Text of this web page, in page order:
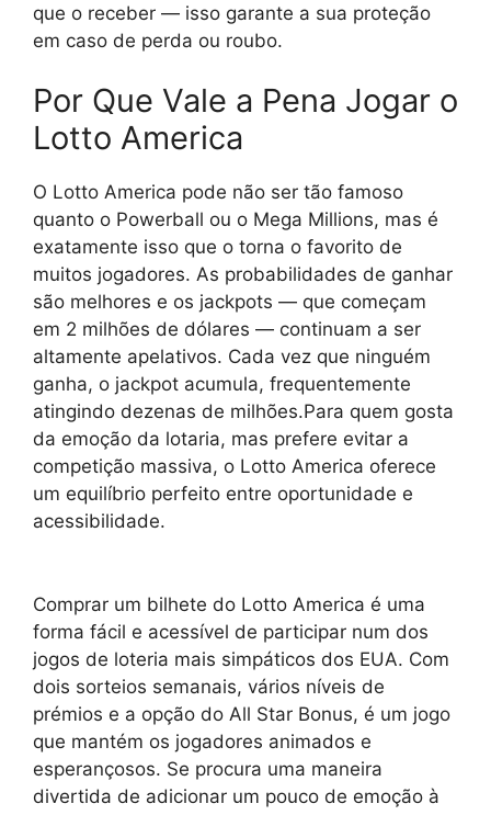
que o receber — isso garante a sua proteção
em caso de perda ou roubo.
Por Que Vale a Pena Jogar o
Lotto America
O Lotto America pode não ser tão famoso
quanto o Powerball ou o Mega Millions, mas é
exatamente isso que o torna o favorito de
muitos jogadores. As probabilidades de ganhar
são melhores e os jackpots — que começam
em 2 milhões de dólares — continuam a ser
altamente apelativos. Cada vez que ninguém
ganha, o jackpot acumula, frequentemente
atingindo dezenas de milhões.Para quem gosta
da emoção da lotaria, mas prefere evitar a
competição massiva, o Lotto America oferece
um equilíbrio perfeito entre oportunidade e
acessibilidade.
Comprar um bilhete do Lotto America é uma
forma fácil e acessível de participar num dos
jogos de loteria mais simpáticos dos EUA. Com
dois sorteios semanais, vários níveis de
prémios e a opção do All Star Bonus, é um jogo
que mantém os jogadores animados e
esperançosos. Se procura uma maneira
divertida de adicionar um pouco de emoção à